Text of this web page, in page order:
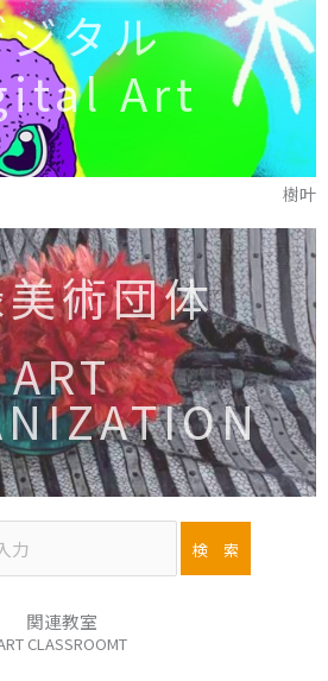
タル
Art
樹叶
術団体
ART
関連教室
CLASSROOMT